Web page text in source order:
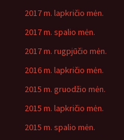
2017 m. lapkričio mėn.
2017 m. spalio mėn.
2017 m. rugpjūčio mėn.
2016 m. lapkričio mėn.
2015 m. gruodžio mėn.
2015 m. lapkričio mėn.
2015 m. spalio mėn.